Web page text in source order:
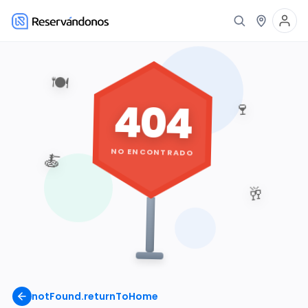
notFound.returnToHome
🍽️
🍷
🥂
🍝
404
NO ENCONTRADO